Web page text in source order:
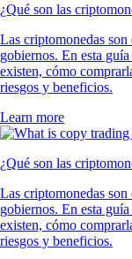
¿Qué son las
Las criptomonedas
gobiernos. En esta
existen, cómo
riesgos y beneficios.
Learn more
¿Qué son las
Las criptomonedas
gobiernos. En esta
existen, cómo
riesgos y beneficios.